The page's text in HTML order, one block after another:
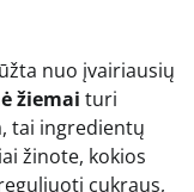
nuo įvairiausių
žiemai turi
tai ingredientų
žinote, kokios
cukraus,